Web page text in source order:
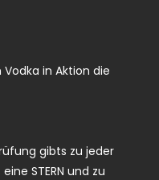
in Aktion die
gibts zu jeder
STERN und zu